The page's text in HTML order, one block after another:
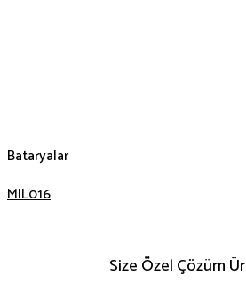
Bataryalar
MIL016
Size Özel Çözüm